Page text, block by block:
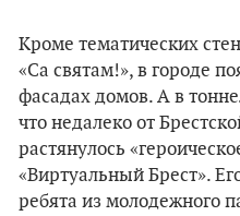
Кроме тематических
«Са святам!», в городе
фасадах домов. А в
что недалеко от
растянулось
«Виртуальный Брест».
ребята из молодежного